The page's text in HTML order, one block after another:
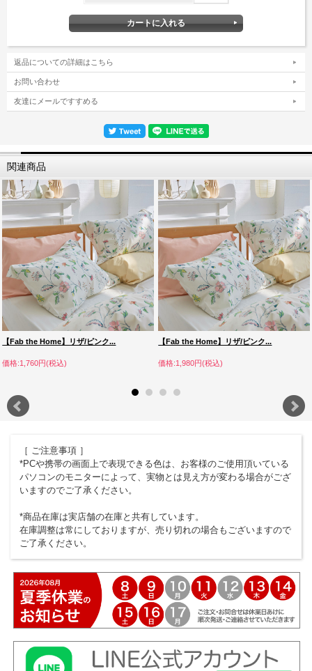
返品についての詳細はこちら
お問い合わせ
友達にメールですすめる
関連商品
【Fab the Home】リザ/ピンク...
価格:1,760円(税込)
【Fab the Home】リザ/ピンク...
価格:1,980円(税込)
［ ご注意事項 ］
*PCや携帯の画面上で表現できる色は、お客様のご使用頂いている
パソコンのモニターによって、実物とは見え方が変わる場合がござ
いますのでご了承ください。
*商品在庫は実店舗の在庫と共有しています。
在庫調整は常にしておりますが、売り切れの場合もございますので
ご了承ください。